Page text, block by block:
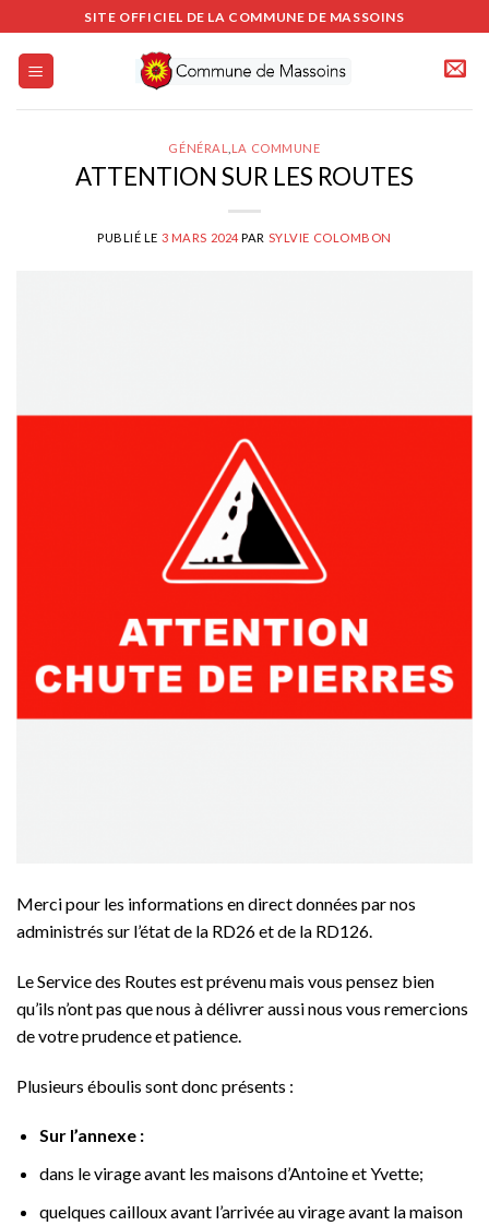
au
contenu
SITE OFFICIEL DE LA COMMUNE DE MASSOINS
GÉNÉRAL LA COMMUNE
ATTENTION SUR LES ROUTES
PUBLIÉ LE 3 MARS 2024 PAR SYLVIE COLOMBON
Merci pour les informations en direct données par nos
administrés sur l’état de la RD26 et de la RD126.
Le Service des Routes est prévenu mais vous pensez bien
qu’ils n’ont pas que nous à délivrer aussi nous vous remercions
de votre prudence et patience.
Plusieurs éboulis sont donc présents :
Sur l’annexe :
dans le virage avant les maisons d’Antoine et Yvette;
quelques cailloux avant l’arrivée au virage avant la maison